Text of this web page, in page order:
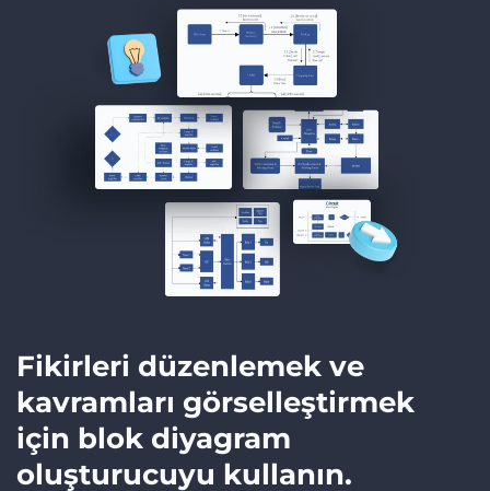
Fikirleri düzenlemek ve
kavramları görselleştirmek
için blok diyagram
oluşturucuyu kullanın.